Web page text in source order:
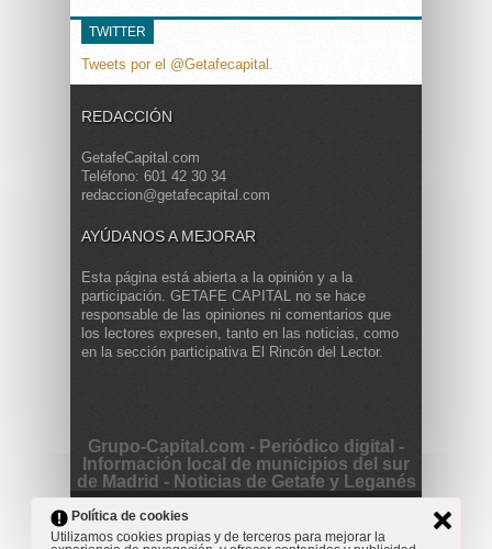
TWITTER
Tweets por el @Getafecapital.
REDACCIÓN
GetafeCapital.com
Teléfono: 601 42 30 34
redaccion@getafecapital.com
AYÚDANOS A MEJORAR
Esta página está abierta a la opinión y a la
participación. GETAFE CAPITAL no se hace
responsable de las opiniones ni comentarios que
los lectores expresen, tanto en las noticias, como
en la sección participativa El Rincón del Lector.
Grupo-Capital.com - Periódico digital -
Información local de municipios del sur
de Madrid - Noticias de Getafe y Leganés
Copyright © 2013 Getafe Capital. Powered by
Project
Política de cookies
Utilizamos cookies propias y de terceros para mejorar la